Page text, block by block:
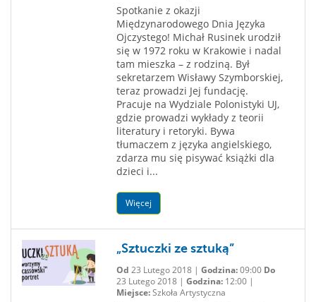
Spotkanie z okazji
Międzynarodowego Dnia Języka
Ojczystego! Michał Rusinek urodził
się w 1972 roku w Krakowie i nadal
tam mieszka – z rodziną. Był
sekretarzem Wisławy Szymborskiej,
teraz prowadzi Jej fundację.
Pracuje na Wydziale Polonistyki UJ,
gdzie prowadzi wykłady z teorii
literatury i retoryki. Bywa
tłumaczem z języka angielskiego,
zdarza mu się pisywać książki dla
dzieci i...
Więcej
„Sztuczki ze sztuką”
Od 23 Lutego 2018 | Godzina:09:00 Do
23 Lutego 2018 | Godzina:12:00 |
Miejsce:Szkoła Artystyczna